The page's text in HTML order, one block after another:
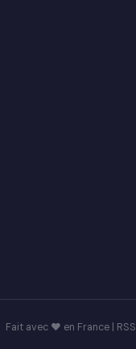
Fait avec ♥ en France | RSS